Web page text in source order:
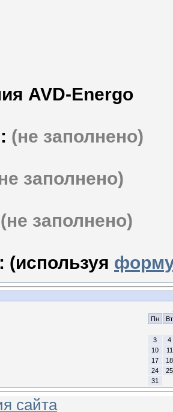
AVD-Energo
(не заполнено)
заполнено)
(не заполнено)
Пн
Вт
3
4
10
11
17
18
24
25
31
сайта